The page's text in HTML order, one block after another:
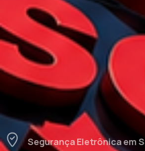
Segurança Eletrônica em